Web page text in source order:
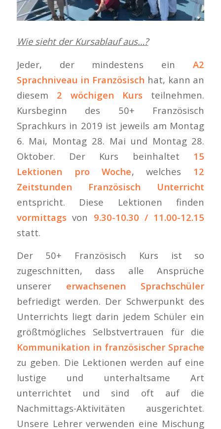
Wie sieht der Kursablauf aus…?
Jeder, der mindestens einA2
Sprachniveau in Französisch hat, kann an
diesem 2 wöchigen Kurs teilnehmen.
Kursbeginn des 50+ Französisch
Sprachkurs in 2019 ist jeweils am Montag
6. Mai, Montag 28. Mai und Montag 28.
Oktober. Der Kurs beinhaltet 15
Lektionen pro Woche, welches 12
Zeitstunden Französisch Unterricht
entspricht. Diese Lektionen finden
vormittagsvon 9.30-10.30 / 11.00-12.15
statt.
Der 50+ Französisch Kurs ist so
zugeschnitten, dass alle Ansprüche
unserer erwachsenen Sprachschüler
befriedigt werden. Der Schwerpunkt des
Unterrichts liegt darin jedem Schüler ein
größtmögliches Selbstvertrauen für die
Kommunikation in französischer Sprache
zu geben. Die Lektionen werden auf eine
lustige und unterhaltsame Art
unterrichtet und sind oft auf die
Nachmittags-Aktivitäten ausgerichtet.
Unsere Lehrer verwenden eine Mischung